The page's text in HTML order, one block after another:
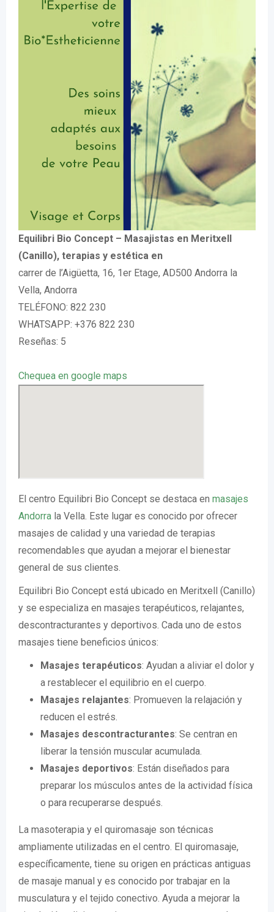
Equilibri Bio Concept – Masajistas en Meritxell
(Canillo), terapias y estética en
carrer de l’Aigüetta, 16, 1er Etage, AD500 Andorra la
Vella, Andorra
TELÉFONO: 822 230
WHATSAPP: +376 822 230
Reseñas: 5
Chequea en google maps
El centro Equilibri Bio Concept se destaca en masajes
Andorra la Vella. Este lugar es conocido por ofrecer
masajes de calidad y una variedad de terapias
recomendables que ayudan a mejorar el bienestar
general de sus clientes.
Equilibri Bio Concept está ubicado en Meritxell (Canillo)
y se especializa en masajes terapéuticos, relajantes,
descontracturantes y deportivos. Cada uno de estos
masajes tiene beneficios únicos:
Masajes terapéuticos: Ayudan a aliviar el dolor y
a restablecer el equilibrio en el cuerpo.
Masajes relajantes: Promueven la relajación y
reducen el estrés.
Masajes descontracturantes: Se centran en
liberar la tensión muscular acumulada.
Masajes deportivos: Están diseñados para
preparar los músculos antes de la actividad física
o para recuperarse después.
La masoterapia y el quiromasaje son técnicas
ampliamente utilizadas en el centro. El quiromasaje,
específicamente, tiene su origen en prácticas antiguas
de masaje manual y es conocido por trabajar en la
musculatura y el tejido conectivo. Ayuda a mejorar la